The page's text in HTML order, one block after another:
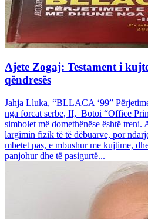
Ajete Zogaj: Testament i
qëndresës
Jahja Lluka, “BLLACA ‘99”
nga forcat serbe, II, Botoi “Office
simbolet më domethënëse është treni.
largimin fizik të të dëbuarve, por
mbetet pas, e mbushur me kujtime,
panjohur dhe të pasigurtë...